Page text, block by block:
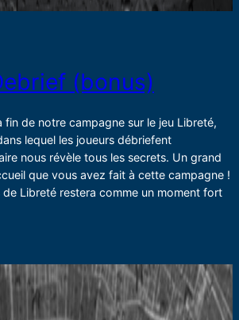
(bonus)
fin de notre campagne sur le jeu Libreté,
lequel les joueurs débriefent
nous révèle tous les secrets. Un grand
que vous avez fait à cette campagne !
de Libreté restera comme un moment fort